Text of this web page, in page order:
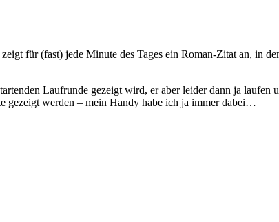
für (fast) jede Minute des Tages ein Roman-Zitat an, in
Laufrunde gezeigt wird, er aber leider dann ja laufen
gezeigt werden – mein Handy habe ich ja immer dabei…